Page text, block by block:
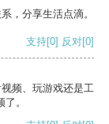
，分享生活点滴。
支持[0] 反对[0]
频、玩游戏还是工
。